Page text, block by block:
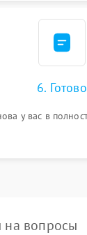
6. Готово
у вас в
на вопросы